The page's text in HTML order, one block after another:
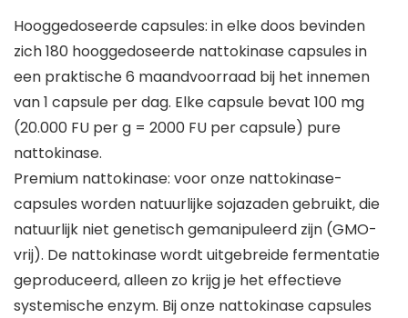
Hooggedoseerde capsules: in elke doos bevinden
zich 180 hooggedoseerde nattokinase capsules in
een praktische 6 maandvoorraad bij het innemen
van 1 capsule per dag. Elke capsule bevat 100 mg
(20.000 FU per g = 2000 FU per capsule) pure
nattokinase.
Premium nattokinase: voor onze nattokinase-
capsules worden natuurlijke sojazaden gebruikt, die
natuurlijk niet genetisch gemanipuleerd zijn (GMO-
vrij). De nattokinase wordt uitgebreide fermentatie
geproduceerd, alleen zo krijg je het effectieve
systemische enzym. Bij onze nattokinase capsules